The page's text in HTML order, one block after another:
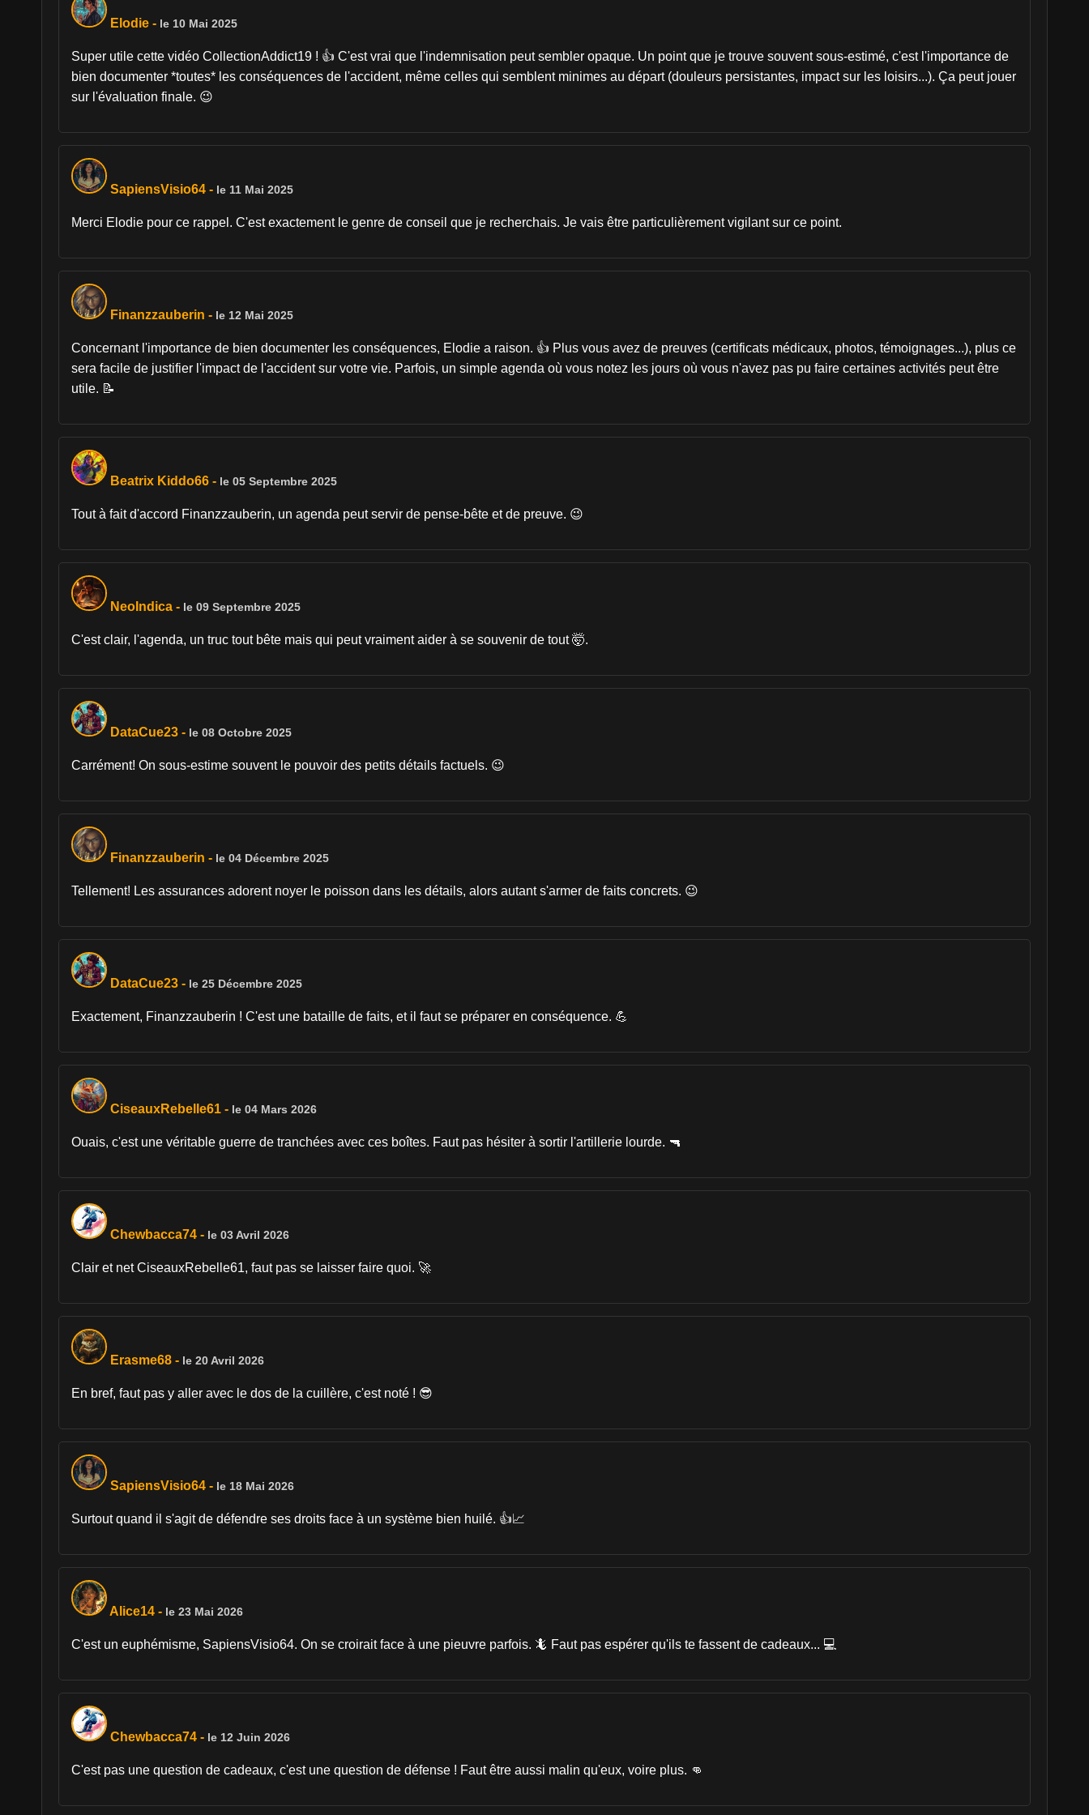
Elodie - le 10 Mai 2025
Super utile cette vidéo CollectionAddict19 ! 👍 C'est vrai que l'indemnisation peut sembler opaque. Un point que je trouve souvent sous-estimé, c'est l'importance de
bien documenter *toutes* les conséquences de l'accident, même celles qui semblent minimes au départ (douleurs persistantes, impact sur les loisirs...). Ça peut jouer
sur l'évaluation finale. 😉
SapiensVisio64 - le 11 Mai 2025
Merci Elodie pour ce rappel. C'est exactement le genre de conseil que je recherchais. Je vais être particulièrement vigilant sur ce point.
Finanzzauberin - le 12 Mai 2025
Concernant l'importance de bien documenter les conséquences, Elodie a raison. 👍 Plus vous avez de preuves (certificats médicaux, photos, témoignages...), plus ce
sera facile de justifier l'impact de l'accident sur votre vie. Parfois, un simple agenda où vous notez les jours où vous n'avez pas pu faire certaines activités peut être
utile. 📝
Beatrix Kiddo66 - le 05 Septembre 2025
Tout à fait d'accord Finanzzauberin, un agenda peut servir de pense-bête et de preuve. 😉
NeoIndica - le 09 Septembre 2025
C'est clair, l'agenda, un truc tout bête mais qui peut vraiment aider à se souvenir de tout 🤯.
DataCue23 - le 08 Octobre 2025
Carrément! On sous-estime souvent le pouvoir des petits détails factuels. 😉
Finanzzauberin - le 04 Décembre 2025
Tellement! Les assurances adorent noyer le poisson dans les détails, alors autant s'armer de faits concrets. 😉
DataCue23 - le 25 Décembre 2025
Exactement, Finanzzauberin ! C'est une bataille de faits, et il faut se préparer en conséquence. 💪
CiseauxRebelle61 - le 04 Mars 2026
Ouais, c'est une véritable guerre de tranchées avec ces boîtes. Faut pas hésiter à sortir l'artillerie lourde. 🔫
Chewbacca74 - le 03 Avril 2026
Clair et net CiseauxRebelle61, faut pas se laisser faire quoi. 🚀
Erasme68 - le 20 Avril 2026
En bref, faut pas y aller avec le dos de la cuillère, c'est noté ! 😎
SapiensVisio64 - le 18 Mai 2026
Surtout quand il s'agit de défendre ses droits face à un système bien huilé. 👍📈
Alice14 - le 23 Mai 2026
C'est un euphémisme, SapiensVisio64. On se croirait face à une pieuvre parfois. 🦎 Faut pas espérer qu'ils te fassent de cadeaux... 💻
Chewbacca74 - le 12 Juin 2026
C'est pas une question de cadeaux, c'est une question de défense ! Faut être aussi malin qu'eux, voire plus. 👊